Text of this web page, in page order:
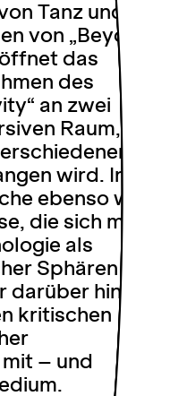
Tanz und
von „Beyond
das
des
an zwei
Raum, in
wird. In
ebenso wie
die sich mit
als
Sphären
darüber hinaus
kritischen
– und